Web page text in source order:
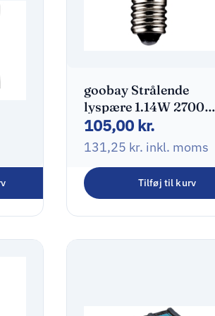
goobay Strålende
lyspære 1.14W 2700K
Varmt hvidt lys
105,00 kr.
131,25 kr. inkl. moms
Tilføj til kurv